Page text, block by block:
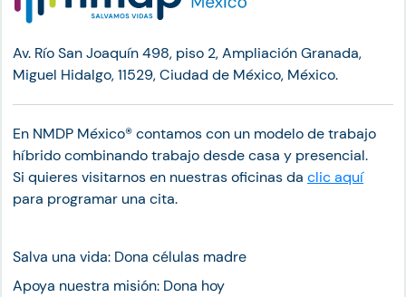
Av. Río San Joaquín 498, piso 2, Ampliación Granada,
Miguel Hidalgo, 11529, Ciudad de México, México.
En NMDP México®︎ contamos con un modelo de trabajo
híbrido combinando trabajo desde casa y presencial.
Si quieres visitarnos en nuestras oficinas da clic aquí
para programar una cita.
Salva una vida: Dona células madre
Apoya nuestra misión: Dona hoy